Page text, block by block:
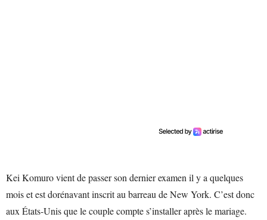
Kei Komuro vient de passer son dernier examen il y a quelques
mois et est dorénavant inscrit au barreau de New York. C’est donc
aux États-Unis que le couple compte s’installer après le mariage.